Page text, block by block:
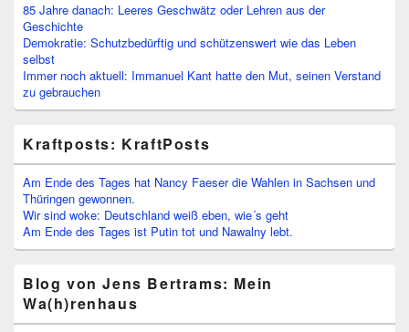
85 Jahre danach: Leeres Geschwätz oder Lehren aus der
Geschichte
Demokratie: Schutzbedürftig und schützenswert wie das Leben
selbst
Immer noch aktuell: Immanuel Kant hatte den Mut, seinen Verstand
zu gebrauchen
Kraftposts: KraftPosts
Am Ende des Tages hat Nancy Faeser die Wahlen in Sachsen und
Thüringen gewonnen.
Wir sind woke: Deutschland weiß eben, wie´s geht
Am Ende des Tages ist Putin tot und Nawalny lebt.
Blog von Jens Bertrams: Mein
Wa(h)renhaus